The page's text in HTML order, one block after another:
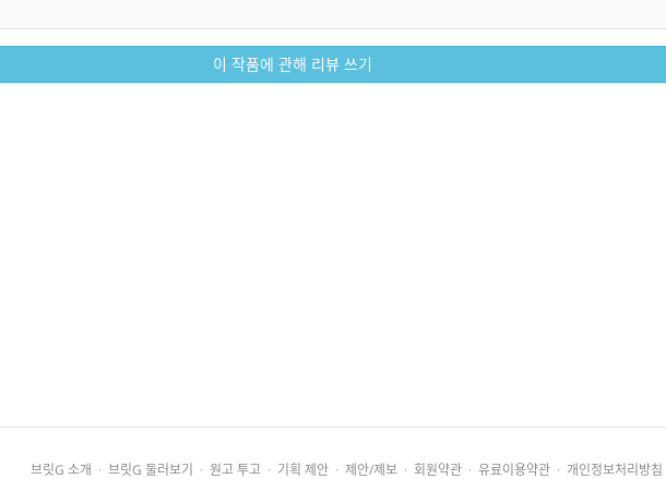
이 작품에 관해 리뷰 쓰기
브릿G 소개 · 브릿G 둘러보기 · 원고 투고 · 기획 제안 · 제안/제보 · 회원약관 · 유료이용약관 · 개인정보처리방침